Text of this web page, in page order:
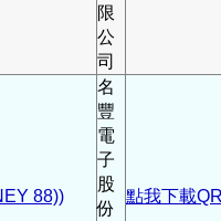
限
公
司
88))
名
豐
電
子
股
份
點我下載